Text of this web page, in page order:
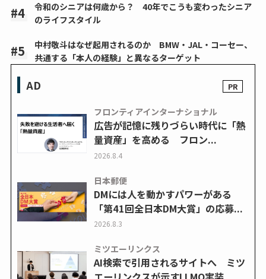
令和のシニアは何歳から？ 40年でこうも変わったシニア
のライフスタイル
中村敬斗はなぜ起用されるのか BMW・JAL・コーセー、
共通する「本人の経験」と異なるターゲット
AD
フロンティアインターナショナル
広告が記憶に残りづらい時代に「熱
量資産」を高める フロン...
2026.8.4
日本郵便
DMには人を動かすパワーがある
「第41回全日本DM大賞」の応募...
2026.8.3
ミツエーリンクス
AI検索で引用されるサイトへ ミツ